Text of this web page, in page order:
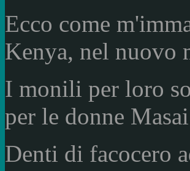
Ecco come
Kenya, nel nuovo
I monili per loro
per le donne
Denti di facocero